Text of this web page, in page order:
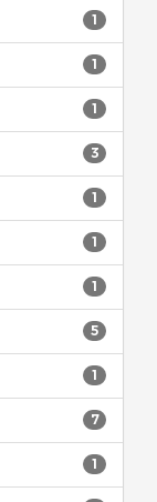
1
1
1
3
1
1
1
5
1
7
1